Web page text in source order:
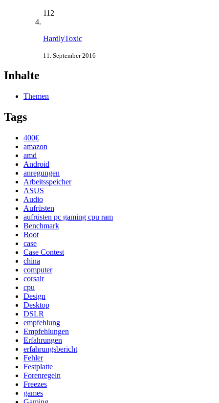
112
HardlyToxic
11. September 2016
Inhalte
Themen
Tags
400€
amazon
amd
Android
anregungen
Arbeitsspeicher
ASUS
Audio
Aufrüsten
aufrüsten pc gaming cpu ram
Benchmark
Boot
case
Case Contest
china
computer
corsair
cpu
Design
Desktop
DSLR
empfehlung
Empfehlungen
Erfahrungen
erfahrungsbericht
Fehler
Festplatte
Forenregeln
Freezes
games